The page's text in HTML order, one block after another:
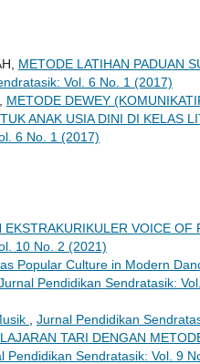
METODE LATIHAN PADUAN
Vol. 6 No. 1 (2017)
METODE DEWEY
ANAK USIA DINI DI KELAS
6 No. 1 (2017)
VOICE OF
10 No. 2 (2021)
Popular Culture in Modern
Pendidikan Sendratasik:
Jurnal Pendidikan
TARI DENGAN
Pendidikan Sendratasik: Vol. 9